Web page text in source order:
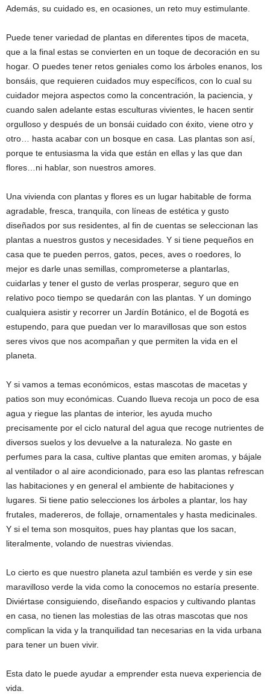
Además, su cuidado es, en ocasiones, un reto muy estimulante.
Puede tener variedad de plantas en diferentes tipos de maceta,
que a la final estas se convierten en un toque de decoración en su
hogar. O puedes tener retos geniales como los árboles enanos, los
bonsáis, que requieren cuidados muy específicos, con lo cual su
cuidador mejora aspectos como la concentración, la paciencia, y
cuando salen adelante estas esculturas vivientes, le hacen sentir
orgulloso y después de un bonsái cuidado con éxito, viene otro y
otro… hasta acabar con un bosque en casa. Las plantas son así,
porque te entusiasma la vida que están en ellas y las que dan
flores…ni hablar, son nuestros amores.
Una vivienda con plantas y flores es un lugar habitable de forma
agradable, fresca, tranquila, con líneas de estética y gusto
diseñados por sus residentes, al fin de cuentas se seleccionan las
plantas a nuestros gustos y necesidades. Y si tiene pequeños en
casa que te pueden perros, gatos, peces, aves o roedores, lo
mejor es darle unas semillas, comprometerse a plantarlas,
cuidarlas y tener el gusto de verlas prosperar, seguro que en
relativo poco tiempo se quedarán con las plantas. Y un domingo
cualquiera asistir y recorrer un Jardín Botánico, el de Bogotá es
estupendo, para que puedan ver lo maravillosas que son estos
seres vivos que nos acompañan y que permiten la vida en el
planeta.
Y si vamos a temas económicos, estas mascotas de macetas y
patios son muy económicas. Cuando llueva recoja un poco de esa
agua y riegue las plantas de interior, les ayuda mucho
precisamente por el ciclo natural del agua que recoge nutrientes de
diversos suelos y los devuelve a la naturaleza. No gaste en
perfumes para la casa, cultive plantas que emiten aromas, y bájale
al ventilador o al aire acondicionado, para eso las plantas refrescan
las habitaciones y en general el ambiente de habitaciones y
lugares. Si tiene patio selecciones los árboles a plantar, los hay
frutales, madereros, de follaje, ornamentales y hasta medicinales.
Y si el tema son mosquitos, pues hay plantas que los sacan,
literalmente, volando de nuestras viviendas.
Lo cierto es que nuestro planeta azul también es verde y sin ese
maravilloso verde la vida como la conocemos no estaría presente.
Diviértase consiguiendo, diseñando espacios y cultivando plantas
en casa, no tienen las molestias de las otras mascotas que nos
complican la vida y la tranquilidad tan necesarias en la vida urbana
para tener un buen vivir.
Esta dato le puede ayudar a emprender esta nueva experiencia de
vida.